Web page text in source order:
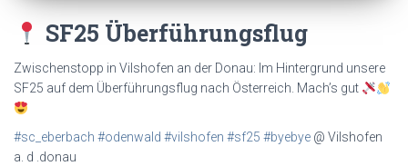
SF25 Überführungsflug
Zwischenstopp in Vilshofen an der Donau: Im Hintergrund unsere
SF25 auf dem Überführungsflug nach Österreich. Mach’s gut
#sc_eberbach #odenwald #vilshofen #sf25 #byebye @ Vilshofen
a. d .donau